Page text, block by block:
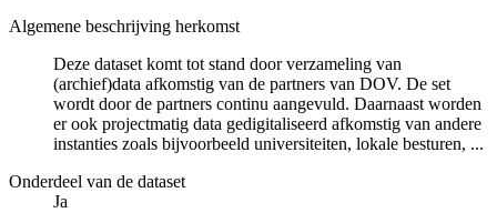
Algemene beschrijving herkomst
Deze dataset komt tot stand door verzameling van
(archief)data afkomstig van de partners van DOV. De set
wordt door de partners continu aangevuld. Daarnaast worden
er ook projectmatig data gedigitaliseerd afkomstig van andere
instanties zoals bijvoorbeeld universiteiten, lokale besturen, ...
Onderdeel van de dataset
Ja